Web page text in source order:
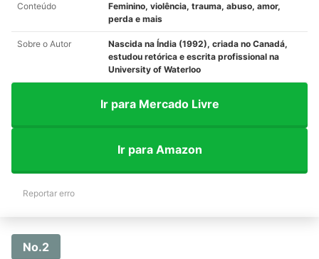
Conteúdo
Feminino, violência, trauma, abuso, amor,
perda e mais
Sobre o Autor
Nascida na Índia (1992), criada no Canadá,
estudou retórica e escrita profissional na
University of Waterloo
Ir para Mercado Livre
Ir para Amazon
Reportar erro
No.2